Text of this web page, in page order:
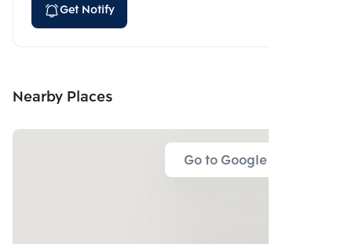
Get Notify
Nearby Places
Go to Google Map